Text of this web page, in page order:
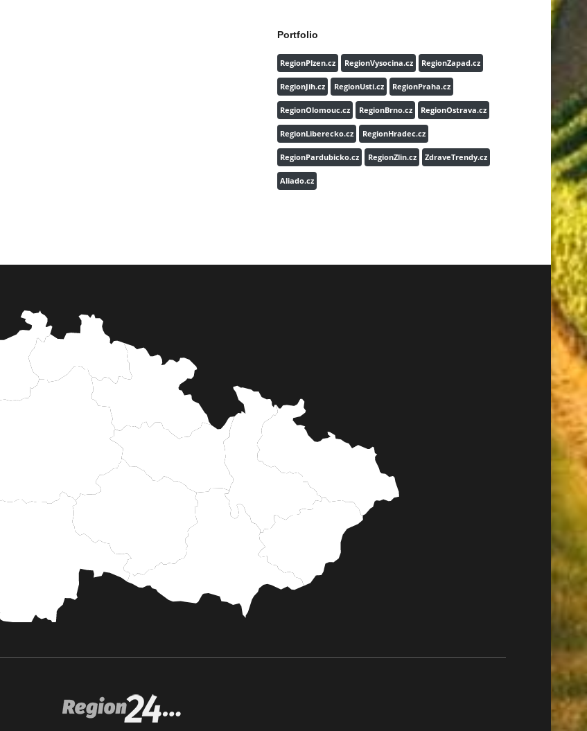
Portfolio
RegionPlzen.cz RegionVysocina.cz RegionZapad.cz
RegionJih.cz RegionUsti.cz RegionPraha.cz
RegionOlomouc.cz RegionBrno.cz RegionOstrava.cz
RegionLiberecko.cz RegionHradec.cz
RegionPardubicko.cz RegionZlin.cz ZdraveTrendy.cz
Aliado.cz